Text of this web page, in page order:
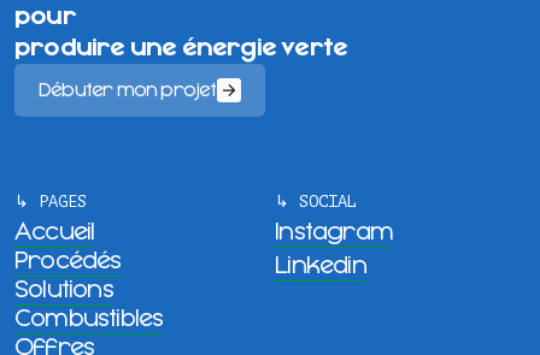
pour
produire une énergie verte
Débuter mon projet
↳ PAGES
Accueil
Procédés
Solutions
Combustibles
Offres
↳ SOCIAL
Instagram
Linkedin